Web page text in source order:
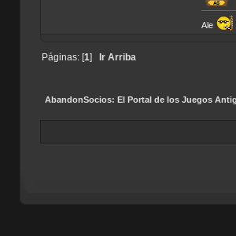
Ale
Páginas: [1] Ir Arriba
AbandonSocios: El Portal de los Juegos